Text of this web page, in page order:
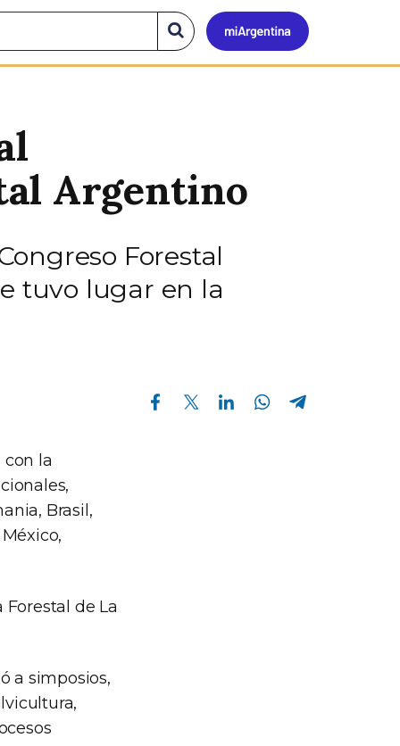
Mi
Buscar
en
el
Argentino
Forestal
tuvo lugar en la
Compartir en Facebook Compartir en Twitter Compartir en Linkedin Compartir en Whatsapp
con la
Brasil,
de La
a simposios,